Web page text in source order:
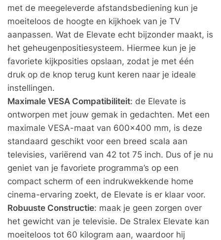
met de meegeleverde afstandsbediening kun je
moeiteloos de hoogte en kijkhoek van je TV
aanpassen. Wat de Elevate echt bijzonder maakt, is
het geheugenpositiesysteem. Hiermee kun je je
favoriete kijkposities opslaan, zodat je met één
druk op de knop terug kunt keren naar je ideale
instellingen.
Maximale VESA Compatibiliteit: de Elevate is
ontworpen met jouw gemak in gedachten. Met een
maximale VESA-maat van 600×400 mm, is deze
standaard geschikt voor een breed scala aan
televisies, variërend van 42 tot 75 inch. Dus of je nu
geniet van je favoriete programma’s op een
compact scherm of een indrukwekkende home
cinema-ervaring zoekt, de Elevate is er klaar voor.
Robuuste Constructie: maak je geen zorgen over
het gewicht van je televisie. De Stralex Elevate kan
moeiteloos tot 60 kilogram aan, waardoor hij